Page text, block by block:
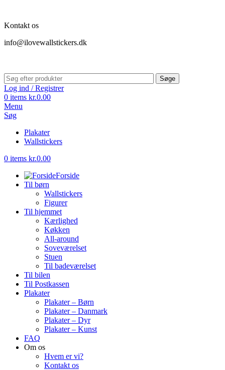
Kontakt os
info@ilovewallstickers.dk
Søge
Log ind / Registrer
0 items kr.0.00
Menu
Søg
Plakater
Wallstickers
0 items kr.0.00
Forside
Til børn
Wallstickers
Figurer
Til hjemmet
Kærlighed
Køkken
All-around
Soveværelset
Stuen
Til badeværelset
Til bilen
Til Postkassen
Plakater
Plakater – Børn
Plakater – Danmark
Plakater – Dyr
Plakater – Kunst
FAQ
Om os
Hvem er vi?
Kontakt os